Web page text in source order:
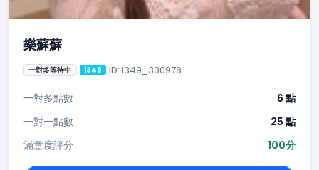
樂蘇蘇
一對多等待中 i349 ID: i349_300978
一對多點數
6 點
一對一點數
25 點
滿意度評分
100分